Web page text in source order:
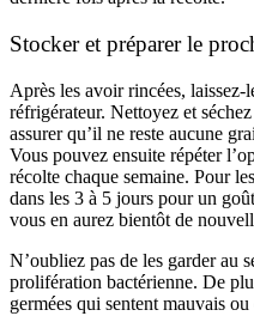
Stocker et préparer le
Après les avoir rincées, laissez-
réfrigérateur. Nettoyez et
assurer qu’il ne reste aucune
Vous pouvez ensuite répéter
récolte chaque semaine. Pour
dans les 3 à 5 jours pour un
vous en aurez bientôt de
N’oubliez pas de les garder au
prolifération bactérienne. De
germées qui sentent mauvais